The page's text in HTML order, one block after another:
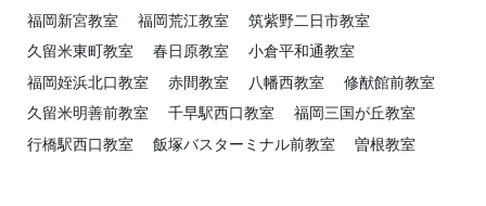
福岡新宮教室
福岡荒江教室
筑紫野二日市教室
久留米東町教室
春日原教室
小倉平和通教室
福岡姪浜北口教室
赤間教室 八幡西教室
修猷館前教室
久留米明善前教室
千早駅西口教室
福岡三国が丘教室
行橋駅西口教室
飯塚バスターミナル前教室 曽根教室